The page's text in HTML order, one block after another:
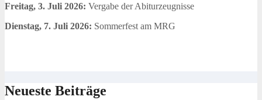
Freitag, 3. Juli 2026: Vergabe der Abiturzeugnisse
Dienstag, 7. Juli 2026: Sommerfest am MRG
Neueste Beiträge